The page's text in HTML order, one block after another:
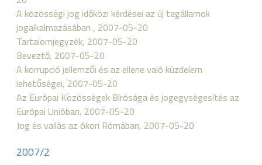
A közösségi jog időközi kérdései az új tagállamok
jogalkalmazásában , 2007-05-20
Tartalomjegyzék, 2007-05-20
Beveztő, 2007-05-20
A korrupció jellemzői és az ellene való küzdelem
lehetőségei, 2007-05-20
Az Európai Közösségek Bírósága és jogegységesítés az
Európai Unióban, 2007-05-20
Jog és vallás az ókori Rómában, 2007-05-20
2007/2